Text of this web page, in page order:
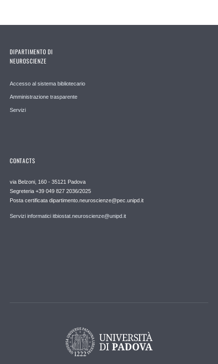
DIPARTIMENTO DI
NEUROSCIENZE
Accesso al sistema bibliotecario
Amministrazione trasparente
Servizi
CONTACTS
via Belzoni, 160 - 35121 Padova
Segreteria +39 049 827 2036/2025
Posta certificata dipartimento.neuroscienze@pec.unipd.it
Servizi informatici itbiostat.neuroscienze@unipd.it